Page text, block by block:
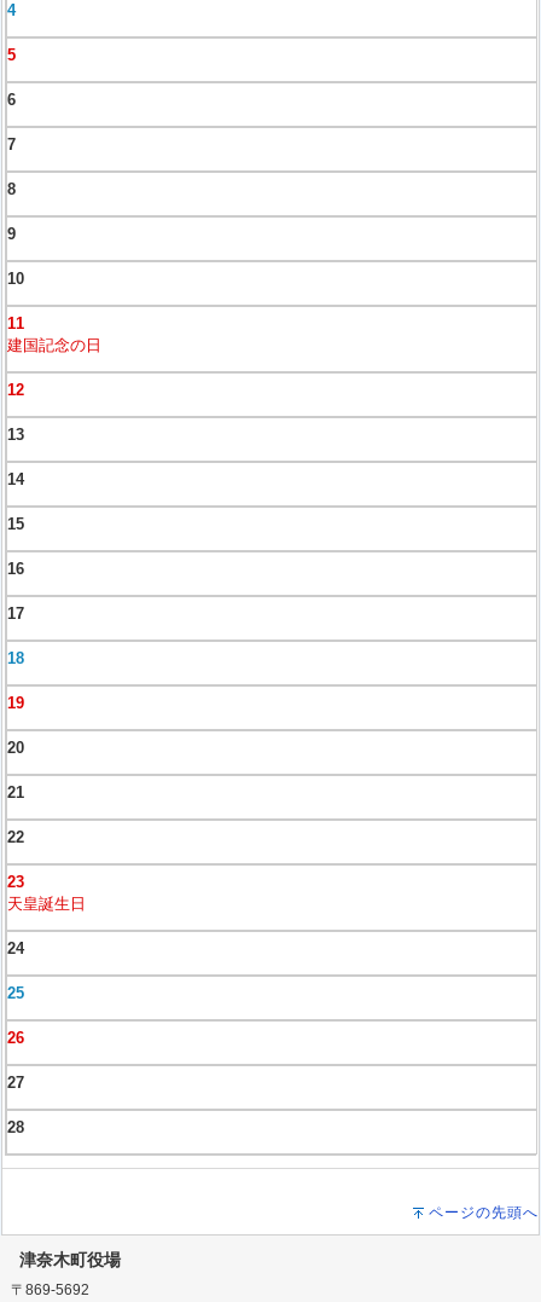
4
5
6
7
8
9
10
11
建国記念の日
12
13
14
15
16
17
18
19
20
21
22
23
天皇誕生日
24
25
26
27
28
ページの先頭へ
津奈木町役場
〒869-5692